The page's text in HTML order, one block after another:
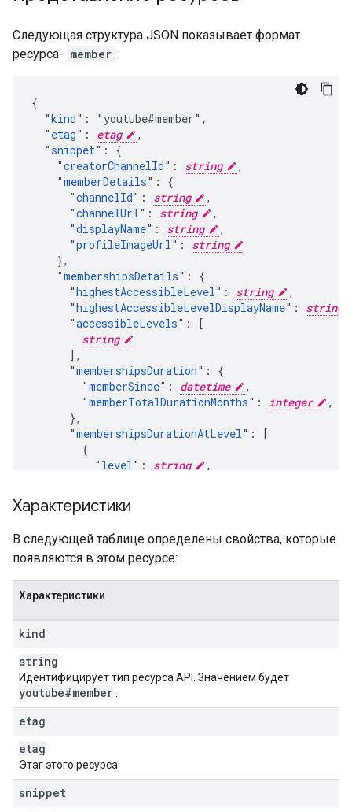
Следующая структура JSON показывает формат
ресурса- member :
{
  "
kind": "youtube#member",
  "
etag": etag
,
  "
snippet": {
    "
creatorChannelId": string
,
    "
memberDetails": {
      "
channelId": string
,
      "
channelUrl": string
,
      "
displayName": string
,
      "
profileImageUrl": string
    },
    "
membershipsDetails": {
      "
highestAccessibleLevel": string
,
      "
highestAccessibleLevelDisplayName": string
      "
accessibleLevels": [
string
      ],
      "
membershipsDuration": {
        "
memberSince": datetime
,
        "
memberTotalDurationMonths": integer
,
      },
      "
membershipsDurationAtLevel": [
        {
          "
level": string
,
        }
    }
  }
Характеристики
В следующей таблице определены свойства, которые
появляются в этом ресурсе:
Характеристики
kind
string
Идентифицирует тип ресурса API. Значением будет
youtube#member
etag
etag
Этаг этого ресурса.
snippet